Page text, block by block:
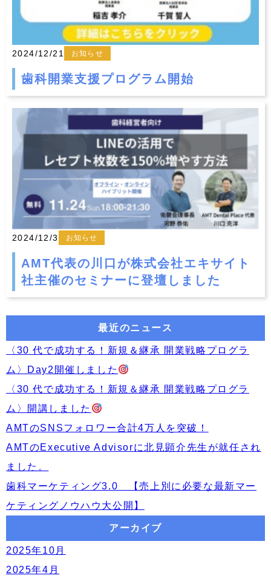
2024/12/21 お知らせ
歯科開業支援プログラム開始
2024/12/3 お知らせ
AMT代表の川口が株式会社エキサイト
社主催のセミナーに登壇しました
最近のニュース
〈30 代で成功する！新規＆継承 開業戦略プログラ
ム〉Day2開催しました
〈30 代で成功する！新規＆継承 開業戦略プログラ
ム〉開講しました
AMTのSNSフォロワー合計4万人を突破！
AMTのExecutive Advisorに北見顕介先生が就任され
ました。
歯科マーケティング3.0 【売上別に必要な最新マー
ケティングノウハウ大公開】
アーカイブ
2025年10月
2025年4月